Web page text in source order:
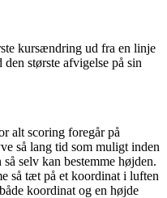
kursændring ud fra en linje
største afvigelse på sin
alt scoring foregår på
så lang tid som muligt inden
selv kan bestemme højden.
så tæt på et koordinat i luften
koordinat og en højde